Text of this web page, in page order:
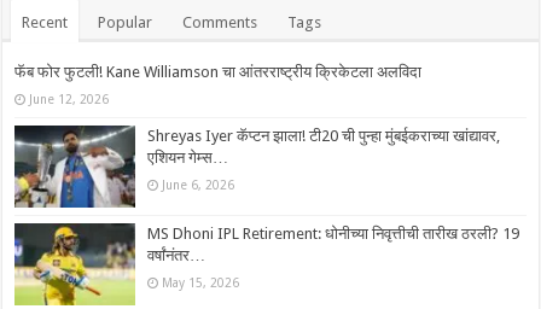
Recent Popular Comments Tags
फॅब फोर फुटली! Kane Williamson चा आंतरराष्ट्रीय क्रिकेटला अलविदा
June 12, 2026
Shreyas Iyer कॅप्टन झाला! टी20 ची पुन्हा मुंबईकराच्या खांद्यावर,
एशियन गेम्स…
June 6, 2026
MS Dhoni IPL Retirement: धोनीच्या निवृत्तीची तारीख ठरली? 19
वर्षांनंतर…
May 15, 2026